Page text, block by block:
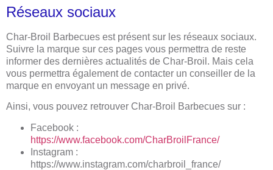
Réseaux sociaux
Char-Broil Barbecues est présent sur les réseaux sociaux.
Suivre la marque sur ces pages vous permettra de reste
informer des dernières actualités de Char-Broil. Mais cela
vous permettra également de contacter un conseiller de la
marque en envoyant un message en privé.
Ainsi, vous pouvez retrouver Char-Broil Barbecues sur :
Facebook :
https://www.facebook.com/CharBroilFrance/
Instagram :
https://www.instagram.com/charbroil_france/